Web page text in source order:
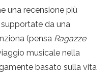
una recensione più
da una
(pensa Ragazze
musicale nella
basato sulla vita